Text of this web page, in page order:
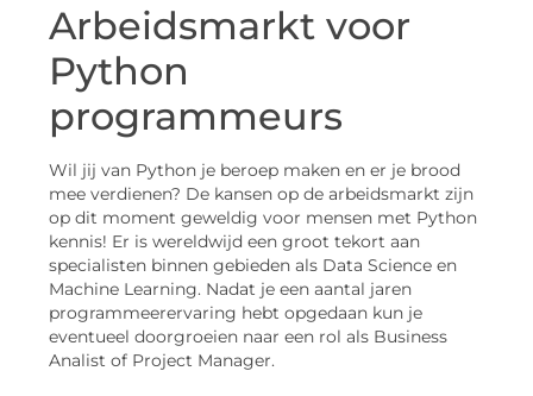
Arbeidsmarkt voor
Python
programmeurs
Wil jij van Python je beroep maken en er je brood
mee verdienen? De kansen op de arbeidsmarkt zijn
op dit moment geweldig voor mensen met Python
kennis! Er is wereldwijd een groot tekort aan
specialisten binnen gebieden als Data Science en
Machine Learning. Nadat je een aantal jaren
programmeerervaring hebt opgedaan kun je
eventueel doorgroeien naar een rol als Business
Analist of Project Manager.